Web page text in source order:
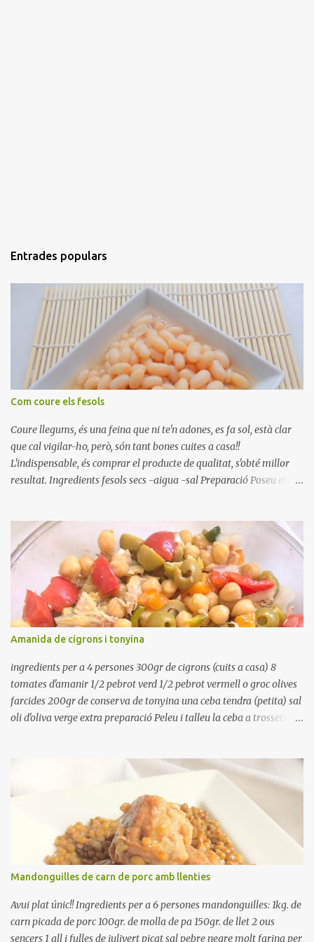
Entrades populars
Com coure els fesols
Coure llegums, és una feina que ni te'n adones, es fa sol, està clar
que cal vigilar-ho, però, són tant bones cuites a casa!!
L'indispensable, és comprar el producte de qualitat, s'obté millor
resultat. Ingredients fesols secs -aigua -sal Preparació Poseu els
quan arrenca el bull, canvieu l'aigua bullint, per aigua freda,
repetiu dues o tres vegades, abaixeu el foc i atureu la ebullició, dues
o tres vegades afegint aigua freda, han de coure a foc baix, quasi
be, sense bullir i sempre sempre, amb l'olla tapada, entre 1 hora i 1
hora i mitja. Saleu 10 minuts abans de retirar del foc. Heu de veure
vosaltres el moment en que ja estan cuites. Anotacions Deixeu
refredar en la mateixa olla. El caldo de coure els fesols, es pot
utilitzar per una crema o sopa. Ingredientes judias -agua -sal
Preparación Ponga las judías a r...
Amanida de cigrons i tonyina
ingredients per a 4 persones 300gr de cigrons (cuits a casa) 8
tomates d'amanir 1/2 pebrot verd 1/2 pebrot vermell o groc olives
farcides 200gr de conserva de tonyina una ceba tendra (petita) sal
oli d'oliva verge extra preparació Peleu i talleu la ceba a trossets i
Renteu les tomates i talleu-les a octaus. Talleu les olives a
rodanxes. Una hora abans de portar a la taula, poseu els cigrons,
ben escorreguts, en un bol, amb la resta d'ingredients: les tomates,
el pebrot, la ceba, (escorreguda), les olives i la tonyina esmicolada.
Amaniu amb sal i oli... bon profit!!
Mandonguilles de carn de porc amb llenties
Avui plat únic!! Ingredients per a 6 persones mandonguilles: 1kg. de
carn picada de porc 100gr. de molla de pa 150gr. de llet 2 ous
sencers 1 all i fulles de julivert picat sal pebre negre molt farina per